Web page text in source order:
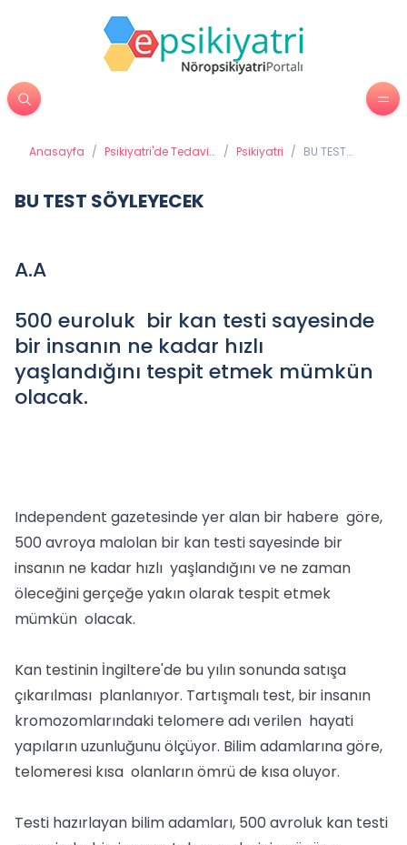
Anasayfa / Psikiyatri'de Tedavi
/ Psikiyatri / BU TEST
BU TEST SÖYLEYECEK
A.A
500 euroluk bir kan testi sayesinde
bir insanın ne kadar hızlı
yaşlandığını tespit etmek mümkün
olacak.
Independent gazetesinde yer alan bir habere göre,
500 avroya malolan bir kan testi sayesinde bir
insanın ne kadar hızlı yaşlandığını ve ne zaman
öleceğini gerçeğe yakın olarak tespit etmek
mümkün olacak.
Kan testinin İngiltere'de bu yılın sonunda satışa
çıkarılması planlanıyor. Tartışmalı test, bir insanın
kromozomlarındaki telomere adı verilen hayati
yapıların uzunluğunu ölçüyor. Bilim adamlarına göre,
telomeresi kısa olanların ömrü de kısa oluyor.
Testi hazırlayan bilim adamları, 500 avroluk kan testi